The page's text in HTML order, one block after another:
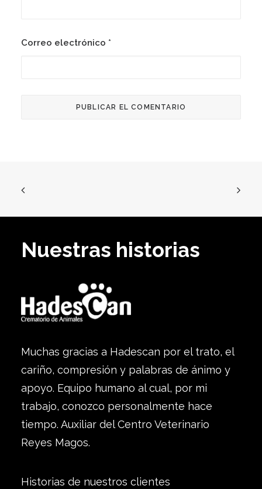
Correo electrónico *
Nuestras historias
Muchas gracias a Hadescan por el trato, el
cariño, compresión y palabras de ánimo y
apoyo. Equipo humano al cual, por mi
trabajo, conozco personalmente hace
tiempo. Auxiliar del Centro Veterinario
Reyes Magos.
Historias de nuestros clientes